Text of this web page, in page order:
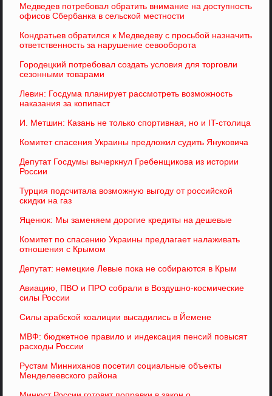
Медведев потребовал обратить внимание на доступность
офисов Сбербанка в сельской местности
Кондратьев обратился к Медведеву с просьбой назначить
ответственность за нарушение севооборота
Городецкий потребовал создать условия для торговли
сезонными товарами
Левин: Госдума планирует рассмотреть возможность
наказания за копипаст
И. Метшин: Казань не только спортивная, но и IT-столица
Комитет спасения Украины предложил судить Януковича
Депутат Госдумы вычеркнул Гребенщикова из истории
России
Турция подсчитала возможную выгоду от российской
скидки на газ
Яценюк: Мы заменяем дорогие кредиты на дешевые
Комитет по спасению Украины предлагает налаживать
отношения с Крымом
Депутат: немецкие Левые пока не собираются в Крым
Авиацию, ПВО и ПРО собрали в Воздушно-космические
силы России
Силы арабской коалиции высадились в Йемене
МВФ: бюджетное правило и индексация пенсий повысят
расходы России
Рустам Минниханов посетил социальные объекты
Менделеевского района